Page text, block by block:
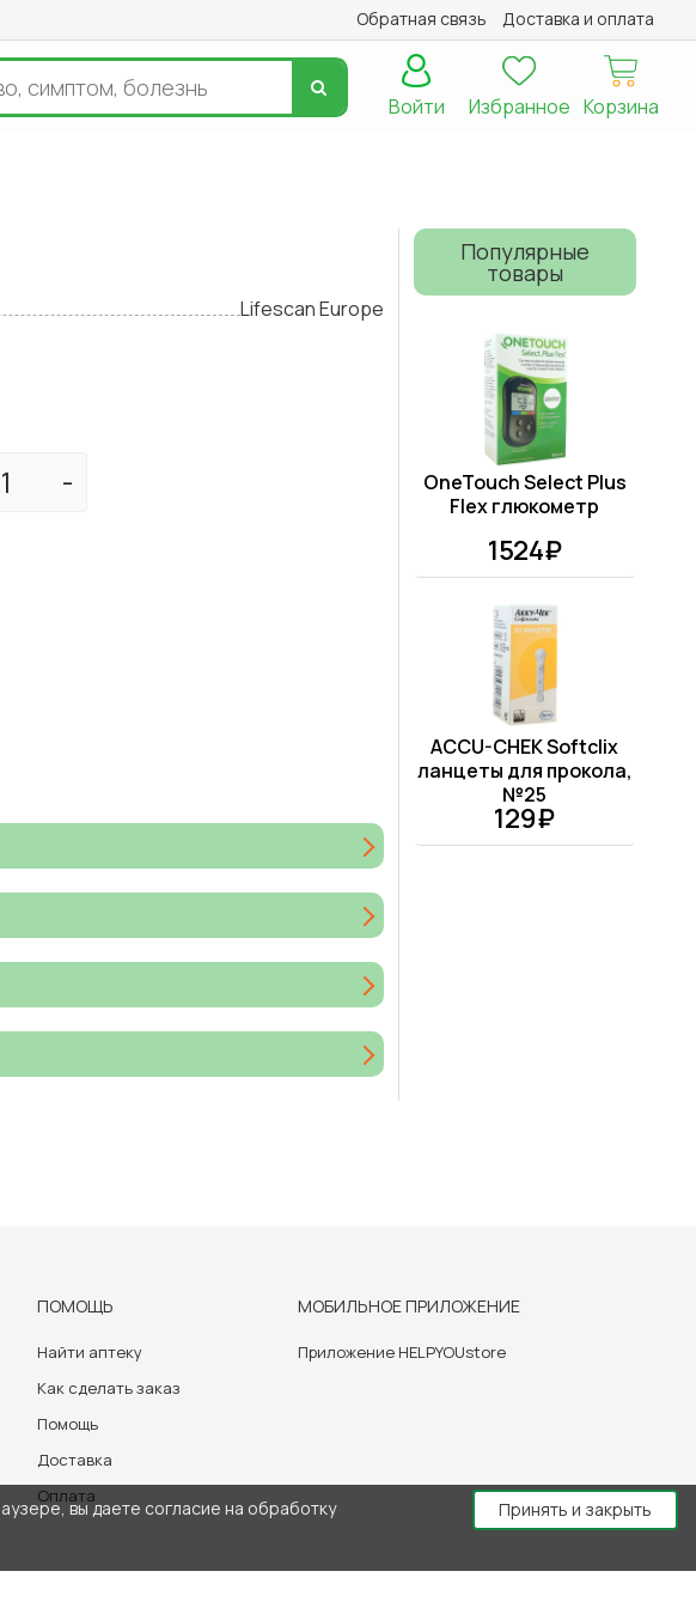
Обратная связь Доставка и оплата
Корзина
Избранное
Войти
Lifescan Europe
Популярные
товары
OneTouch Select Plus
Flex глюкометр
1524₽
ACCU-CHEK Softclix
ланцеты для прокола,
№25
129₽
ПОМОЩЬ
Найти аптеку
Как сделать заказ
Помощь
Доставка
Оплата
МОБИЛЬНОЕ ПРИЛОЖЕНИЕ
Приложение HELPYOUstore
вы даете согласие на обработку
Принять и закрыть